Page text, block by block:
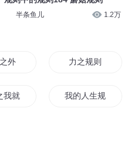
半条鱼儿 1.2万
外 力之规则
就是规则 我的人生规划